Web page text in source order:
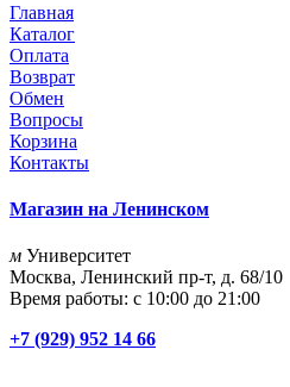
Главная
Каталог
Оплата
Возврат
Обмен
Вопросы
Корзина
Контакты
Магазин на Ленинском
м Университет
Москва, Ленинский пр-т, д. 68/10
Время работы: с 10:00 до 21:00
+7 (929) 952 14 66